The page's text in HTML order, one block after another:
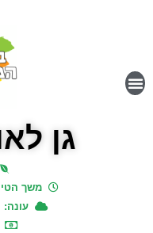
גן
משך
עונה: